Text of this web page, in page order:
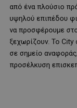
από ένα πλούσιο
υψηλού επιπέδου
να προσφέρουμε
ξεχωρίζουν. Το City
σε σημείο
προσέλκυση